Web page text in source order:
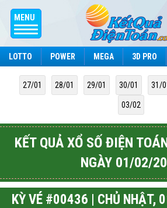
MENU
LOTTO POWER MEGA 3D PRO
27/01 28/01 29/01 30/01 31/
03/02
KẾT QUẢ XỔ SỐ ĐIỆN
NGÀY 01/02/
KỲ VÉ #00436 | CHỦ NHẬT,